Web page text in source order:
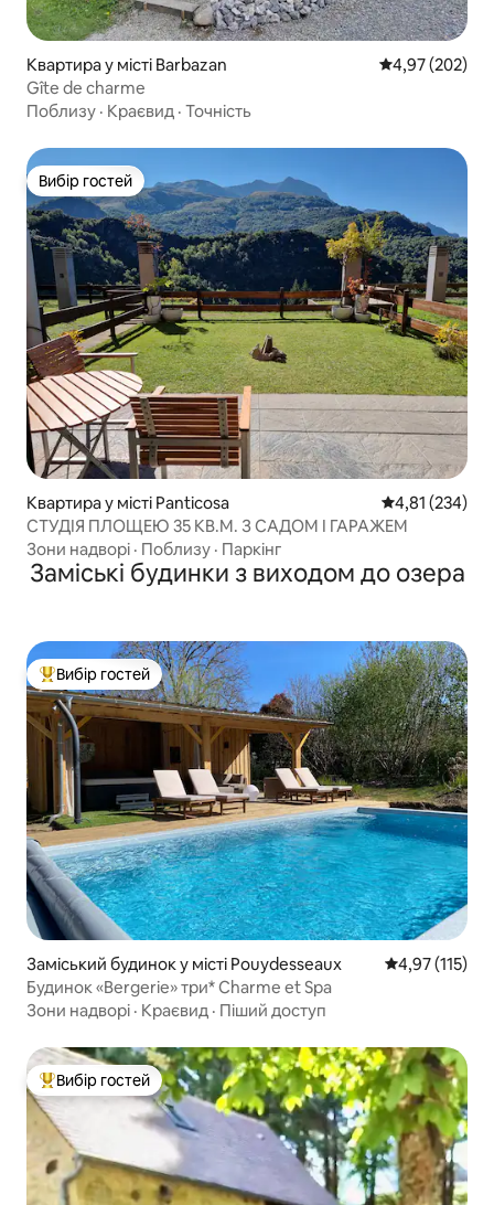
Квартира у місті Barbazan Середня
4,97 (202)
Gîte de charme
Поблизу · Краєвид · Точність
Вибір гостей
Вибір гостей
Квартира у місті Panticosa Середня
4,81 (234)
СТУДІЯ ПЛОЩЕЮ 35 КВ.М. З САДОМ І ГАРАЖЕМ
Зони надворі · Поблизу · Паркінг
Заміські будинки з виходом до озера
Топ вибір гостей
Вибір гостей
Заміський будинок у місті Pouydesseaux Середня
4,97 (115)
Будинок «Bergerie» три* Charme et Spa
Зони надворі · Краєвид · Піший доступ
Топ вибір гостей
Вибір гостей